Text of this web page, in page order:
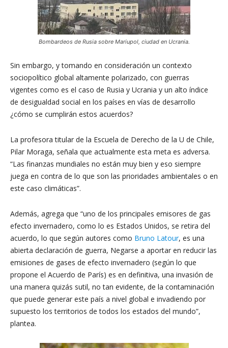
Bombardeos de Rusia sobre Mariupol, ciudad en Ucrania.
Sin embargo, y tomando en consideración un contexto
sociopolítico global altamente polarizado, con guerras
vigentes como es el caso de Rusia y Ucrania y un alto índice
de desigualdad social en los países en vías de desarrollo
¿cómo se cumplirán estos acuerdos?
La profesora titular de la Escuela de Derecho de la U de Chile,
Pilar Moraga, señala que actualmente esta meta es adversa.
“Las finanzas mundiales no están muy bien y eso siempre
juega en contra de lo que son las prioridades ambientales o en
este caso climáticas”.
Además, agrega que “uno de los principales emisores de gas
efecto invernadero, como lo es Estados Unidos, se retira del
acuerdo, lo que según autores como Bruno Latour, es una
abierta declaración de guerra, Negarse a aportar en reducir las
emisiones de gases de efecto invernadero (según lo que
propone el Acuerdo de París) es en definitiva, una invasión de
una manera quizás sutil, no tan evidente, de la contaminación
que puede generar este país a nivel global e invadiendo por
supuesto los territorios de todos los estados del mundo”,
plantea.